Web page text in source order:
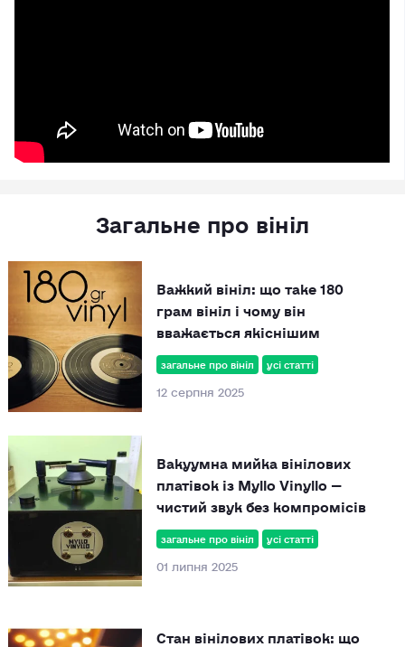
Загальне про вініл
загальне про вініл усі статті
12 серпня 2025
Важкий вініл: що таке 180
грам вініл і чому він
вважається якіснішим
загальне про вініл усі статті
01 липня 2025
Вакуумна мийка вінілових
платівок із Myllo Vinyllo —
чистий звук без компромісів
Стан вінілових платівок: що